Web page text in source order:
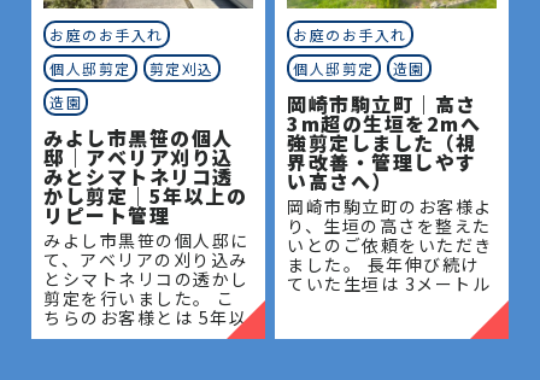
お庭のお手入れ
個人邸剪定
剪定刈込
造園
みよし市黒笹の個人
邸｜アベリア刈り込
みとシマトネリコ透
かし剪定｜5年以上の
リピート管理
みよし市黒笹の個人邸に
て、アベリアの刈り込み
とシマトネリコの透かし
剪定を行いました。 こ
ちらのお客様とは 5年以
上のお付き合いがあり、
お庭のお手入れ
個人邸剪定
造園
岡崎市駒立町｜高さ
3m超の生垣を2mへ
強剪定しました（視
界改善・管理しやす
い高さへ）
岡崎市駒立町のお客様よ
り、生垣の高さを整えた
いとのご依頼をいただき
ました。 長年伸び続け
ていた生垣は 3メートル
り、管理が難しく、日当
たりや風通しにも影響が